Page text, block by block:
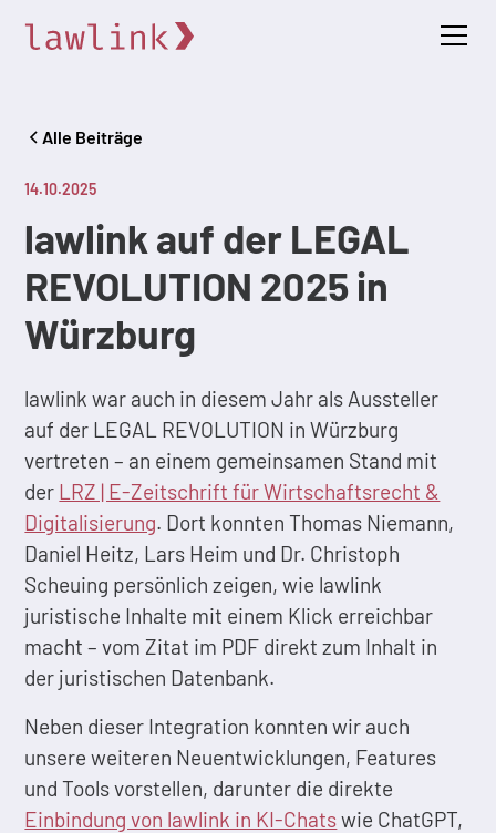
Alle Beiträge
14.10.2025
lawlink auf der LEGAL
REVOLUTION 2025 in
Würzburg
lawlink war auch in diesem Jahr als Aussteller
auf der LEGAL REVOLUTION in Würzburg
vertreten – an einem gemeinsamen Stand mit
der LRZ | E-Zeitschrift für Wirtschaftsrecht &
Digitalisierung. Dort konnten Thomas Niemann,
Daniel Heitz, Lars Heim und Dr. Christoph
Scheuing persönlich zeigen, wie lawlink
juristische Inhalte mit einem Klick erreichbar
macht – vom Zitat im PDF direkt zum Inhalt in
der juristischen Datenbank.
Neben dieser Integration konnten wir auch
unsere weiteren Neuentwicklungen, Features
und Tools vorstellen, darunter die direkte
Einbindung von lawlink in KI-Chatswie ChatGPT,